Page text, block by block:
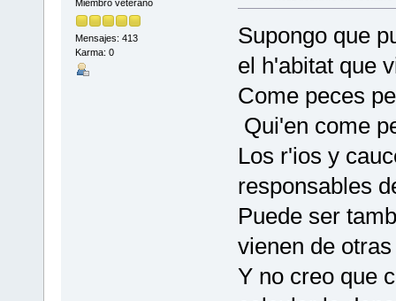
Miembro veterano
Mensajes: 413
Karma: 0
Supongo que
el h'abitat que
Come peces
Qui'en come
Los r'ios y
responsables
Puede ser
vienen de
Y no creo que